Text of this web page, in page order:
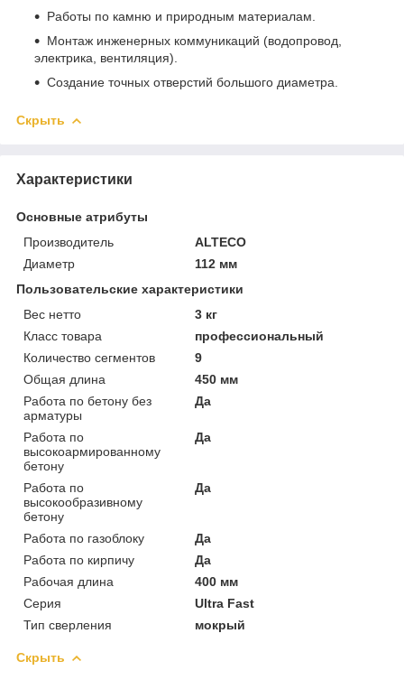
Работы по камню и природным материалам.
Монтаж инженерных коммуникаций (водопровод,
электрика, вентиляция).
Создание точных отверстий большого диаметра.
Скрыть
Характеристики
Основные атрибуты
Производитель
ALTECO
Диаметр
112 мм
Пользовательские характеристики
Вес нетто
3 кг
Класс товара
профессиональный
Количество сегментов
9
Общая длина
450 мм
Работа по бетону без
арматуры
Да
Работа по
высокоармированному
бетону
Да
Работа по
высокообразивному
бетону
Да
Работа по газоблоку
Да
Работа по кирпичу
Да
Рабочая длина
400 мм
Серия
Ultra Fast
Тип сверления
мокрый
Скрыть